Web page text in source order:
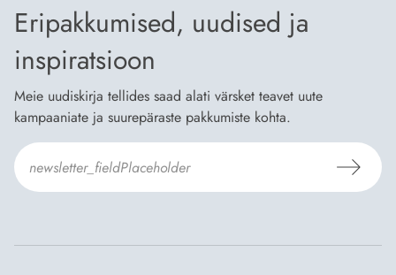
Eripakkumised, uudised ja
inspiratsioon
Meie uudiskirja tellides saad alati värsket teavet uute
kampaaniate ja suurepäraste pakkumiste kohta.